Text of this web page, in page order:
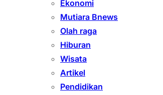
Ekonomi
Mutiara Bnews
Olah raga
Hiburan
Wisata
Artikel
Pendidikan